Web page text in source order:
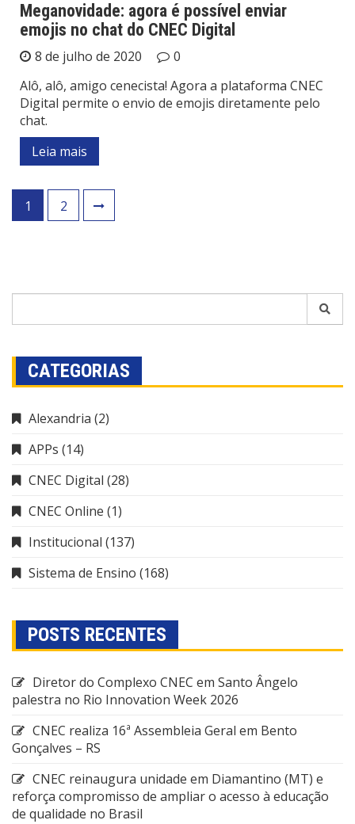
Meganovidade: agora é possível enviar
emojis no chat do CNEC Digital
8 de julho de 2020
0
Alô, alô, amigo cenecista! Agora a plataforma CNEC
Digital permite o envio de emojis diretamente pelo
chat.
Leia mais
1 2
CATEGORIAS
Alexandria (2)
APPs (14)
CNEC Digital (28)
CNEC Online (1)
Institucional (137)
Sistema de Ensino (168)
POSTS RECENTES
Diretor do Complexo CNEC em Santo Ângelo
palestra no Rio Innovation Week 2026
CNEC realiza 16ª Assembleia Geral em Bento
Gonçalves – RS
CNEC reinaugura unidade em Diamantino (MT) e
reforça compromisso de ampliar o acesso à educação
de qualidade no Brasil